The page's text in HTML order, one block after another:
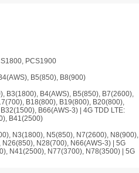
PCS1900
B5(850), B8(900)
B3(1800), B4(AWS), B5(850), B7(2600),
B18(800), B19(800), B20(800),
B66(AWS-3) | 4G TDD LTE:
B41(2500)
N3(1800), N5(850), N7(2600), N8(900),
N28(700), N66(AWS-3) | 5G
N41(2500), N77(3700), N78(3500) | 5G